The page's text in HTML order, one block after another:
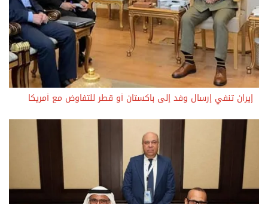
إيران تنفي إرسال وفد إلى باكستان أو قطر للتفاوض مع أمريكا